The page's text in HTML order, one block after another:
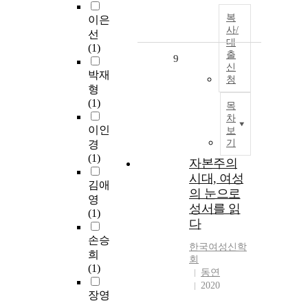
이은
선
(1)
박재
형
(1)
이인
경
(1)
김애
영
(1)
손승
희
(1)
장영
복
사/
대
출
신
청
목
차
보
기
9
자본주의
시대, 여성
의 눈으로
성서를 읽
다
한국여성신학
회
동연
2020